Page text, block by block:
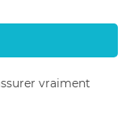
vraiment